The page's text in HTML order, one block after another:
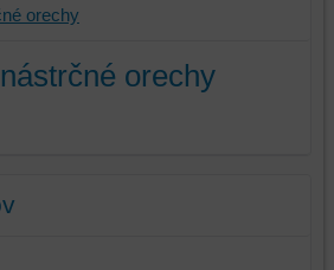
orechy
orechy